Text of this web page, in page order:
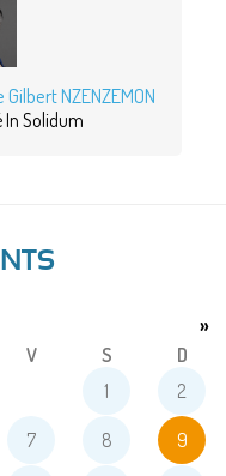
Gilbert NZENZEMON
In Solidum
»
V S
D
1
2
7 8 9